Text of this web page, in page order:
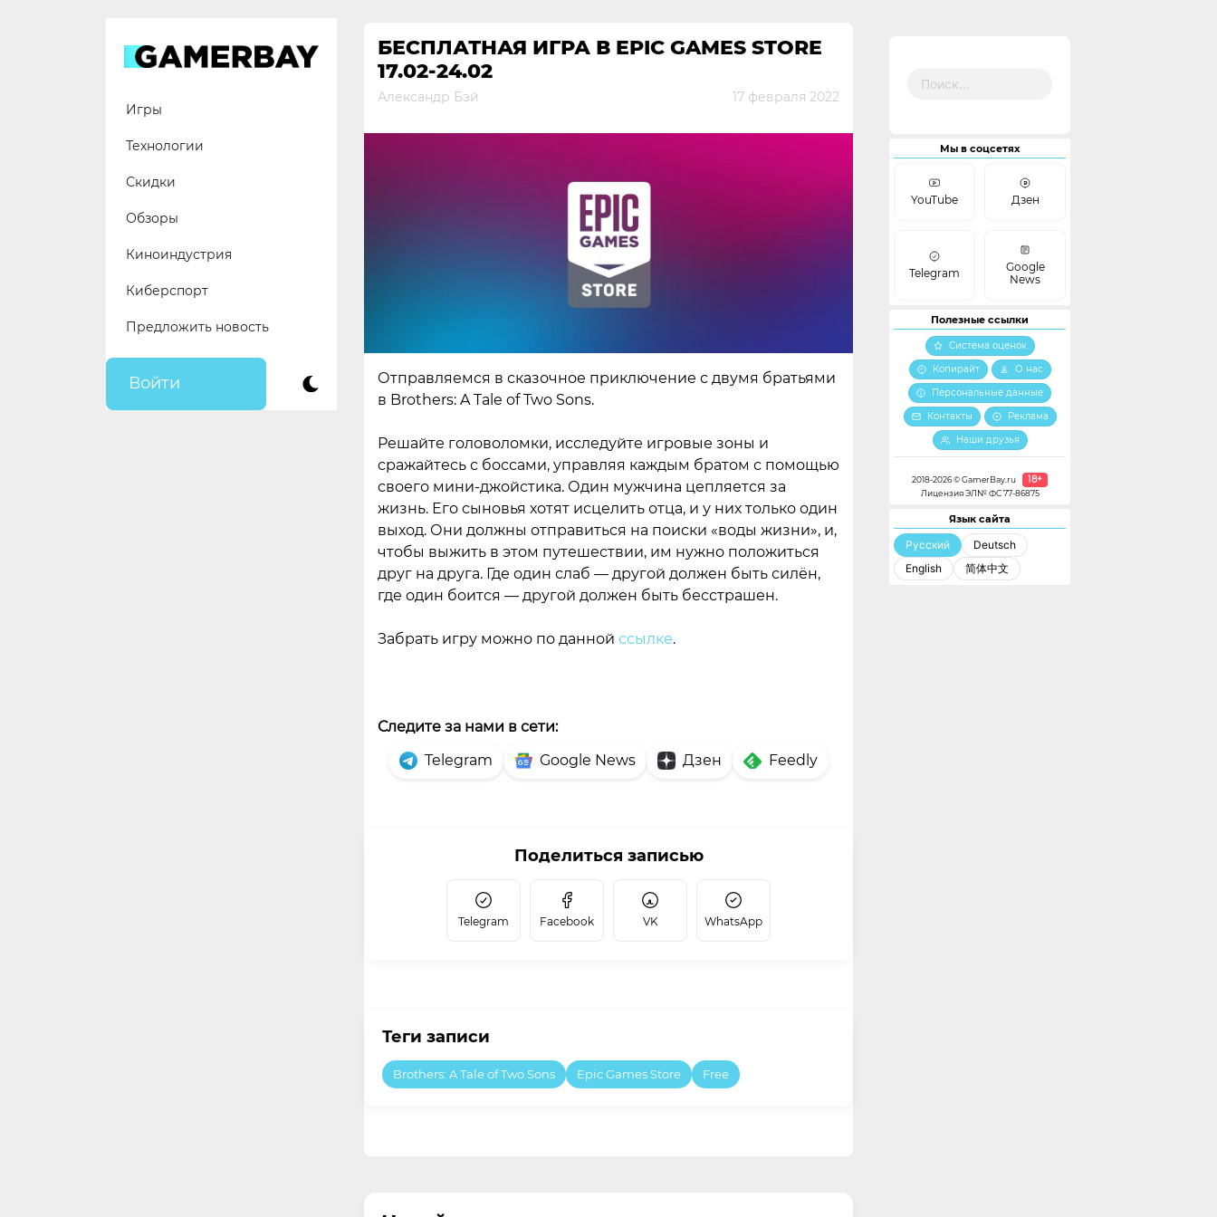
Игры
Технологии
Скидки
Обзоры
Киноиндустрия
Киберспорт
Предложить новость
Войти
БЕСПЛАТНАЯ ИГРА В EPIC GAMES STORE
17.02-24.02
Александр Бэй 17 февраля 2022
Отправляемся в сказочное приключение с двумя братьями
в Brothers: A Tale of Two Sons.
Решайте головоломки, исследуйте игровые зоны и
сражайтесь с боссами, управляя каждым братом с помощью
своего мини-джойстика. Один мужчина цепляется за
жизнь. Его сыновья хотят исцелить отца, и у них только один
выход. Они должны отправиться на поиски «воды жизни», и,
чтобы выжить в этом путешествии, им нужно положиться
друг на друга. Где один слаб — другой должен быть силён,
где один боится — другой должен быть бесстрашен.
Забрать игру можно по данной ссылке.
Следите за нами в сети:
Telegram
Google News Дзен Feedly
Поделиться записью
Telegram Facebook VK WhatsApp
Теги записи
Brothers: A Tale of Two Sons Epic Games Store Free
Мы в соцсетях
YouTube Дзен
Telegram
Google
News
Полезные ссылки
Система оценок
Копирайт
О нас
Персональные данные
Контакты
Реклама
Наши друзья
2018-2026 © GamerBay.ru 18+
Лицензия ЭЛ№ ФС 77-86875
Язык сайта
Русский
Deutsch
English
简体中文